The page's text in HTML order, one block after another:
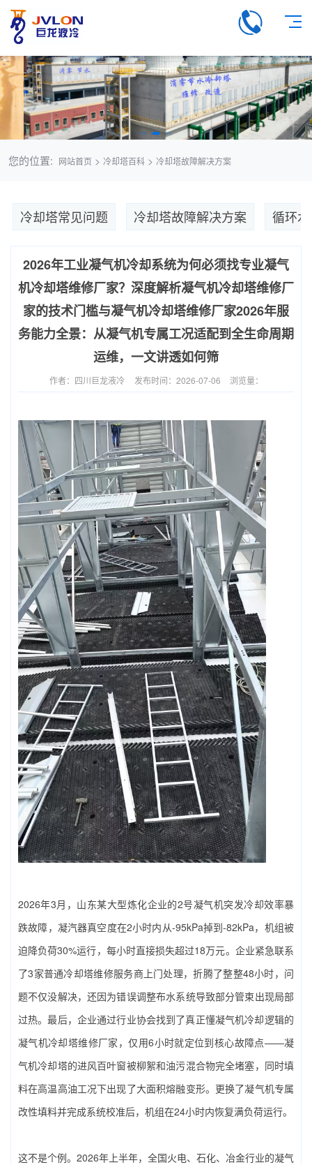
您的位置: 网站首页 > 冷却塔百科> 冷却塔故障解决方案
冷却塔常见问题 冷却塔故障解决方案 循环
2026年工业凝气机冷却系统为何必须找专业凝气
机冷却塔维修厂家？深度解析凝气机冷却塔维修厂
家的技术门槛与凝气机冷却塔维修厂家2026年服
务能力全景：从凝气机专属工况适配到全生命周期
运维，一文讲透如何筛
作者：四川巨龙液冷 发布时间：2026-07-06 浏览量：
2026年3月，山东某大型炼化企业的2号凝气机突发冷却效率暴
跌故障，凝汽器真空度在2小时内从-95kPa掉到-82kPa，机组被
迫降负荷30%运行，每小时直接损失超过18万元。企业紧急联系
了3家普通冷却塔维修服务商上门处理，折腾了整整48小时，问
题不仅没解决，还因为错误调整布水系统导致部分管束出现局部
过热。最后，企业通过行业协会找到了真正懂凝气机冷却逻辑的‌
凝气机冷却塔维修厂家‌，仅用6小时就定位到核心故障点——凝
气机冷却塔的进风百叶窗被柳絮和油污混合物完全堵塞，同时填
料在高温高油工况下出现了大面积熔融变形。更换了凝气机专属
改性填料并完成系统校准后，机组在24小时内恢复满负荷运行。
这不是个例。2026年上半年，全国火电、石化、冶金行业的凝气